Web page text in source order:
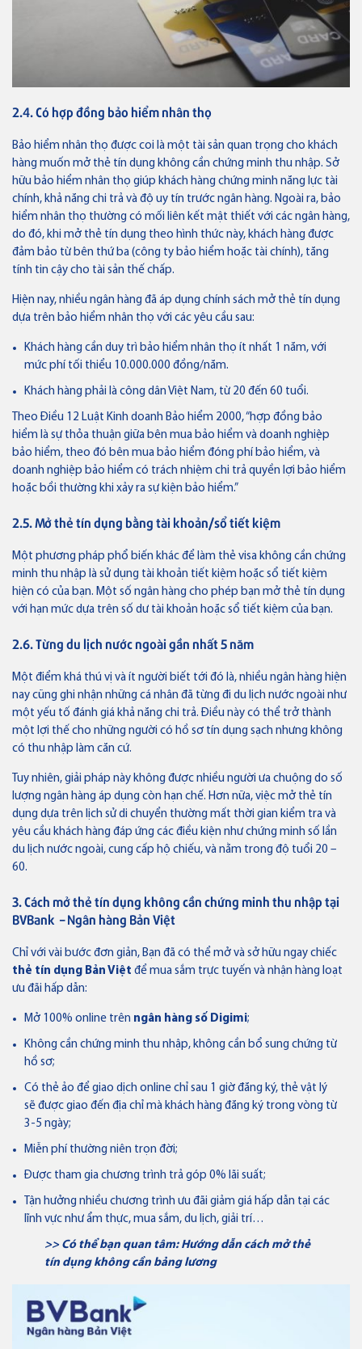
2.4. Có hợp đồng bảo hiểm nhân thọ
Bảo hiểm nhân thọ được coi là một tài sản quan trọng cho khách
hàng muốn mở thẻ tín dụng không cần chứng minh thu nhập. Sở
hữu bảo hiểm nhân thọ giúp khách hàng chứng minh năng lực tài
chính, khả năng chi trả và độ uy tín trước ngân hàng. Ngoài ra, bảo
hiểm nhân thọ thường có mối liên kết mật thiết với các ngân hàng,
do đó, khi mở thẻ tín dụng theo hình thức này, khách hàng được
đảm bảo từ bên thứ ba (công ty bảo hiểm hoặc tài chính), tăng
tính tin cậy cho tài sản thế chấp.
Hiện nay, nhiều ngân hàng đã áp dụng chính sách mở thẻ tín dụng
dựa trên bảo hiểm nhân thọ với các yêu cầu sau:
Khách hàng cần duy trì bảo hiểm nhân thọ ít nhất 1 năm, với
mức phí tối thiểu 10.000.000 đồng/năm.
Khách hàng phải là công dân Việt Nam, từ 20 đến 60 tuổi.
Theo Điều 12 Luật Kinh doanh Bảo hiểm 2000, “hợp đồng bảo
hiểm là sự thỏa thuận giữa bên mua bảo hiểm và doanh nghiệp
bảo hiểm, theo đó bên mua bảo hiểm đóng phí bảo hiểm, và
doanh nghiệp bảo hiểm có trách nhiệm chi trả quyền lợi bảo hiểm
hoặc bồi thường khi xảy ra sự kiện bảo hiểm.”
2.5. Mở thẻ tín dụng bằng tài khoản/sổ tiết kiệm
Một phương pháp phổ biến khác để làm thẻ visa không cần chứng
minh thu nhập là sử dụng tài khoản tiết kiệm hoặc sổ tiết kiệm
hiện có của bạn. Một số ngân hàng cho phép bạn mở thẻ tín dụng
với hạn mức dựa trên số dư tài khoản hoặc sổ tiết kiệm của bạn.
2.6. Từng du lịch nước ngoài gần nhất 5 năm
Một điểm khá thú vị và ít người biết tới đó là, nhiều ngân hàng hiện
nay cũng ghi nhận những cá nhân đã từng đi du lịch nước ngoài như
một yếu tố đánh giá khả năng chi trả. Điều này có thể trở thành
một lợi thế cho những người có hồ sơ tín dụng sạch nhưng không
có thu nhập làm căn cứ.
Tuy nhiên, giải pháp này không được nhiều người ưa chuộng do số
lượng ngân hàng áp dụng còn hạn chế. Hơn nữa, việc mở thẻ tín
dụng dựa trên lịch sử di chuyển thường mất thời gian kiểm tra và
yêu cầu khách hàng đáp ứng các điều kiện như chứng minh số lần
du lịch nước ngoài, cung cấp hộ chiếu, và nằm trong độ tuổi 20 –
60.
3. Cách mở thẻ tín dụng không cần chứng minh thu nhập tại
BVBank – Ngân hàng Bản Việt
Chỉ với vài bước đơn giản, Bạn đã có thể mở và sở hữu ngay chiếc
thẻ tín dụng Bản Việt để mua sắm trực tuyến và nhận hàng loạt
ưu đãi hấp dẫn:
Mở 100% online trên ngân hàng số Digimi;
Không cần chứng minh thu nhập, không cần bổ sung chứng từ
hồ sơ;
Có thẻ ảo để giao dịch online chỉ sau 1 giờ đăng ký, thẻ vật lý
sẽ được giao đến địa chỉ mà khách hàng đăng ký trong vòng từ
3-5 ngày;
Miễn phí thường niên trọn đời;
Được tham gia chương trình trả góp 0% lãi suất;
Tận hưởng nhiều chương trình ưu đãi giảm giá hấp dẫn tại các
lĩnh vực như ẩm thực, mua sắm, du lịch, giải trí…
>> Có thể bạn quan tâm: Hướng dẫn cách mở thẻ
tín dụng không cần bảng lương
Thẻ tín dụng
Thẻ tín dụng
Thẻ tín dụng
Lifestyle
Thẻ tín dụng BVBank Visa Ms.
Thẻ JCB